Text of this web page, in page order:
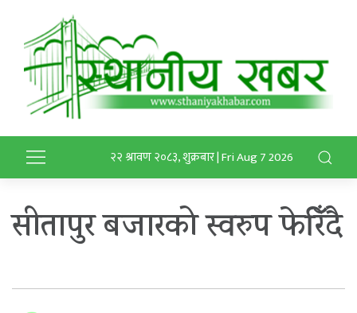
२२ श्रावण २०८३, शुक्रबार | Fri Aug 7 2026
सीतापुर बजारको स्वरुप फेरिँदै